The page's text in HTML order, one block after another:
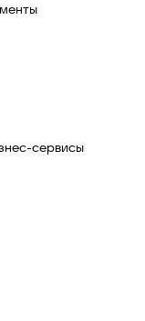
сервисы